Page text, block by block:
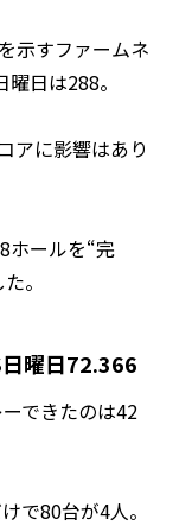
示すファームネ
日は288。
アに影響はあり
ホールを“完
。
曜日72.366
できたのは42
で80台が4人。